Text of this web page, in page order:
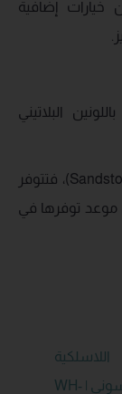
خيارات إضافية
تتوفر مجموعة 1000X THE COLLEXION باللونين البلاتيني
أما سماعات WH-1000XM6 باللون الرملي (Sandstone)، فتتوفر
عن موعد توفرها في
الممتازة 1000X THE COLLEXION من سوني | WH-